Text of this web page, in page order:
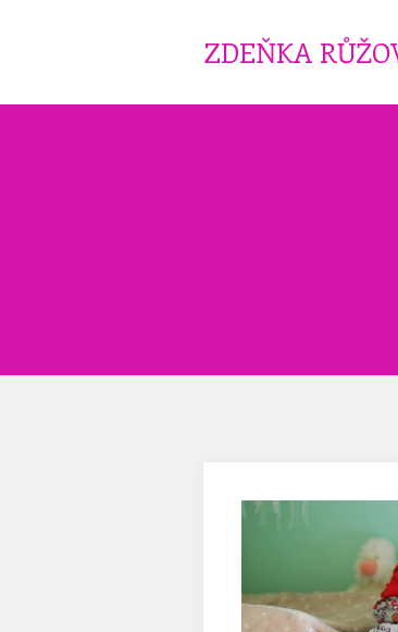
ZDEŇKA